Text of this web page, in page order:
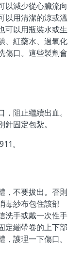
以減少從心臟流向
以用清潔的涼或溫
可以用瓶裝水或生
、紅藥水、過氧化
傷口。這些製劑會
阻止繼續出血。
固定包紮。
。
，不要拔出。否則
毒紗布包住該部
洗手或戴一次性手
定繃帶卷的上下部
護理一下傷口。